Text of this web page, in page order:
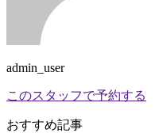
admin_user
このスタッフで予約する
おすすめ記事